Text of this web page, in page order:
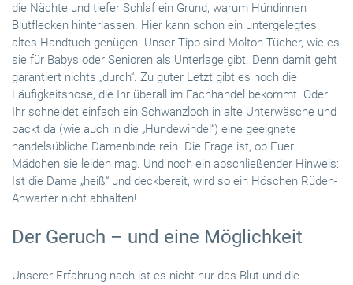
die Nächte und tiefer Schlaf ein Grund, warum Hündinnen
Blutflecken hinterlassen. Hier kann schon ein untergelegtes
altes Handtuch genügen. Unser Tipp sind Molton-Tücher, wie es
sie für Babys oder Senioren als Unterlage gibt. Denn damit geht
garantiert nichts „durch“. Zu guter Letzt gibt es noch die
Läufigkeitshose, die Ihr überall im Fachhandel bekommt. Oder
Ihr schneidet einfach ein Schwanzloch in alte Unterwäsche und
packt da (wie auch in die „Hundewindel“) eine geeignete
handelsübliche Damenbinde rein. Die Frage ist, ob Euer
Mädchen sie leiden mag. Und noch ein abschließender Hinweis:
Ist die Dame „heiß“ und deckbereit, wird so ein Höschen Rüden-
Anwärter nicht abhalten!
Der Geruch – und eine Möglichkeit
Unserer Erfahrung nach ist es nicht nur das Blut und die